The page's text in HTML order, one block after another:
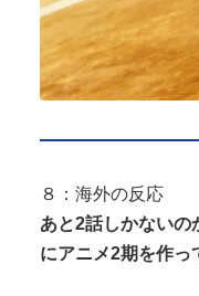
８：海外の反応
あと2話しかない
にアニメ2期を作っ